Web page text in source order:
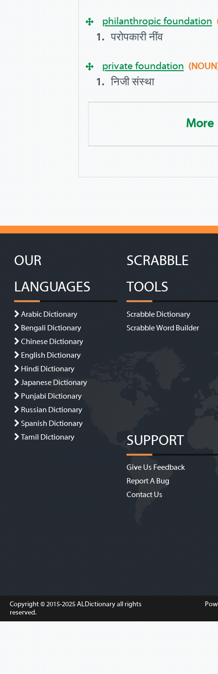
philanthropic foundation
परोपकारी नींव
private foundation
निजी संस्था
More
OUR
LANGUAGES
Arabic Dictionary
Bengali Dictionary
Chinese Dictionary
English Dictionary
Hindi Dictionary
Japanese Dictionary
Punjabi Dictionary
Russian Dictionary
Spanish Dictionary
Tamil Dictionary
SCRABBLE
TOOLS
Scrabble Dictionary
Scrabble Word Builder
SUPPORT
Give Us Feedback
Report A Bug
Contact Us
Copyright © 2015-2025ALDictionaryall rights
reserved.